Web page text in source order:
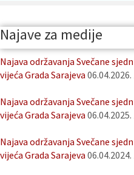
Najave za medije
Najava održavanja Svečane
vijeća Grada Sarajeva 06.04.2026.
Najava održavanja Svečane
vijeća Grada Sarajeva 06.04.2025.
Najava održavanja Svečane
vijeća Grada Sarajeva 06.04.2024.